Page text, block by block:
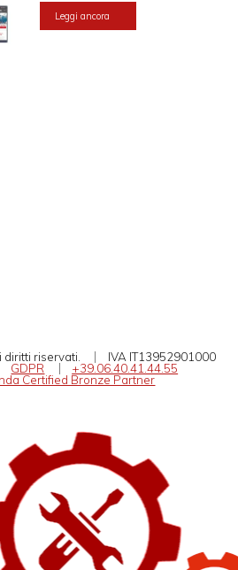
Leggi ancora
diritti riservati.
IVA IT13952901000
GDPR +39.06.40.41.44.55